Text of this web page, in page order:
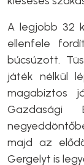
A legjobb 32
ellenfele
búcsúzott.
játék nélkül
magabiztos
Gazdasági
majd az
Gergelyt is